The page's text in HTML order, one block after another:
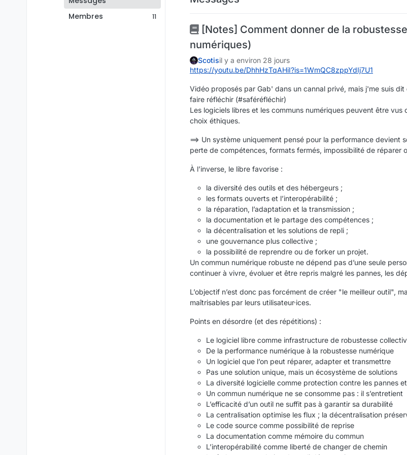
Membres
11
[Notes] Comment donner de la
numériques)
Scotisil y a environ 28 jours
https://youtu.be/DhhHzTqAHiI?is=1WmQC8zppYdIj7U1
Vidéo proposés par Gab' dans un cannal privé, mais j'me suis
faire réfléchir (#saféréfléchir)
Les logiciels libres et les communs numériques peuvent être
choix éthiques.
==> Un système uniquement pensé pour la performance
perte de compétences, formats fermés, impossibilité de réparer
À l’inverse, le libre favorise :
la diversité des outils et des hébergeurs ;
les formats ouverts et l’interopérabilité ;
la réparation, l’adaptation et la transmission ;
la documentation et le partage des compétences ;
la décentralisation et les solutions de repli ;
une gouvernance plus collective ;
la possibilité de reprendre ou de forker un projet.
Un commun numérique robuste ne dépend pas d’une seule
continuer à vivre, évoluer et être repris malgré les pannes, les
L’objectif n’est donc pas forcément de créer "le meilleur outil",
maîtrisables par leurs utilisateur·ices.
Points en désordre (et des répétitions) :
Le logiciel libre comme infrastructure de robustesse
De la performance numérique à la robustesse numérique
Un logiciel que l’on peut réparer, adapter et transmettre
Pas une solution unique, mais un écosystème de solutions
La diversité logicielle comme protection contre les pannes
Un commun numérique ne se consomme pas : il s’entretient
L’efficacité d’un outil ne suffit pas à garantir sa durabilité
La centralisation optimise les flux ; la décentralisation
Le code source comme possibilité de reprise
La documentation comme mémoire du commun
L’interopérabilité comme liberté de changer de chemin